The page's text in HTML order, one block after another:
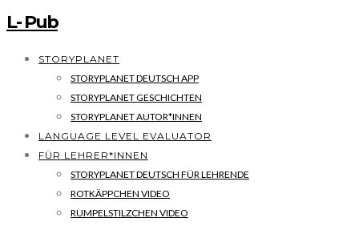
L- Pub
STORYPLANET
STORYPLANET DEUTSCH APP
STORYPLANET GESCHICHTEN
STORYPLANET AUTOR*INNEN
LANGUAGE LEVEL EVALUATOR
FÜR LEHRER*INNEN
STORYPLANET DEUTSCH FÜR LEHRENDE
ROTKÄPPCHEN VIDEO
RUMPELSTILZCHEN VIDEO